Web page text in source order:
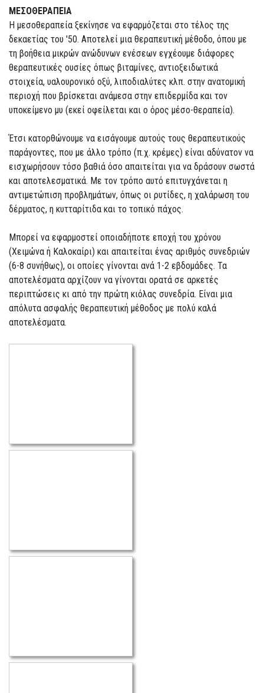
ΜΕΣΟΘΕΡΑΠΕΙΑ
Η μεσοθεραπεία ξεκίνησε να εφαρμόζεται στο τέλος της
δεκαετίας του '50. Αποτελεί μια θεραπευτική μέθοδο, όπου με
τη βοήθεια μικρών ανώδυνων ενέσεων εγχέουμε διάφορες
θεραπευτικές ουσίες όπως βιταμίνες, αντιοξειδωτικά
στοιχεία, υαλουρονικό οξύ, λιποδιαλύτες κλπ. στην ανατομική
περιοχή που βρίσκεται ανάμεσα στην επιδερμίδα και τον
υποκείμενο μυ (εκεί οφείλεται και ο όρος μέσο-θεραπεία).
Έτσι κατορθώνουμε να εισάγουμε αυτούς τους θεραπευτικούς
παράγοντες, που με άλλο τρόπο (π.χ. κρέμες) είναι αδύνατον να
εισχωρήσουν τόσο βαθιά όσο απαιτείται για να δράσουν σωστά
και αποτελεσματικά. Με τον τρόπο αυτό επιτυγχάνεται η
αντιμετώπιση προβλημάτων, όπως οι ρυτίδες, η χαλάρωση του
δέρματος, η κυτταρίτιδα και το τοπικό πάχος.
Μπορεί να εφαρμοστεί οποιαδήποτε εποχή του χρόνου
(Χειμώνα ή Καλοκαίρι) και απαιτείται ένας αριθμός συνεδριών
(6-8 συνήθως), οι οποίες γίνονται ανά 1-2 εβδομάδες. Τα
αποτελέσματα αρχίζουν να γίνονται ορατά σε αρκετές
περιπτώσεις κι από την πρώτη κιόλας συνεδρία. Είναι μια
απόλυτα ασφαλής θεραπευτική μέθοδος με πολύ καλά
αποτελέσματα.